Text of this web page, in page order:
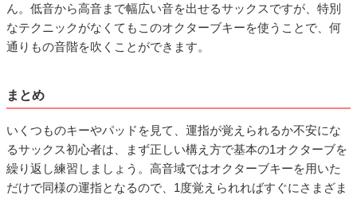
ん。低音から高音まで幅広い音を出せるサックスですが、特別
なテクニックがなくてもこのオクターブキーを使うことで、何
通りもの音階を吹くことができます。
まとめ
いくつものキーやパッドを見て、運指が覚えられるか不安にな
るサックス初心者は、まず正しい構え方で基本の1オクターブを
繰り返し練習しましょう。高音域ではオクターブキーを用いた
だけで同様の運指となるので、1度覚えられればすぐにさまざま